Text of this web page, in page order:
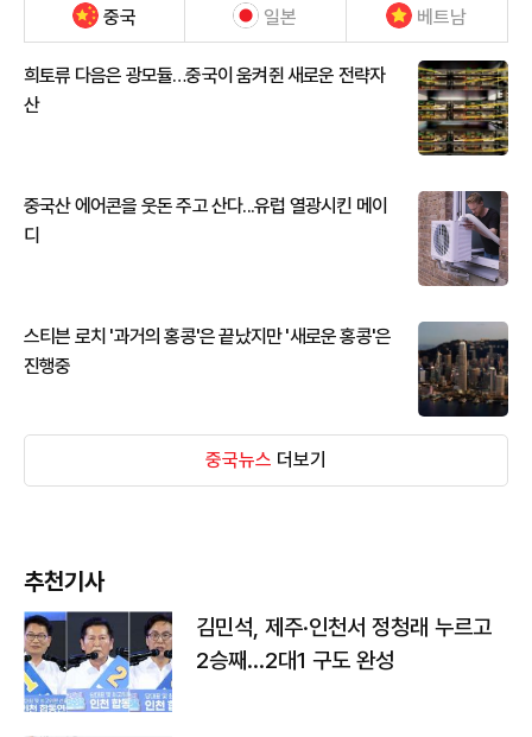
중국 일본 베트남
희토류 다음은 광모듈…중국이 움켜쥔 새로운 전략자
산
중국산 에어콘을 웃돈 주고 산다...유럽 열광시킨 메이
디
스티븐 로치 '과거의 홍콩'은 끝났지만 '새로운 홍콩'은
진행중
중국뉴스 더보기
추천기사
김민석, 제주·인천서 정청래 누르고
2승째…2대1 구도 완성